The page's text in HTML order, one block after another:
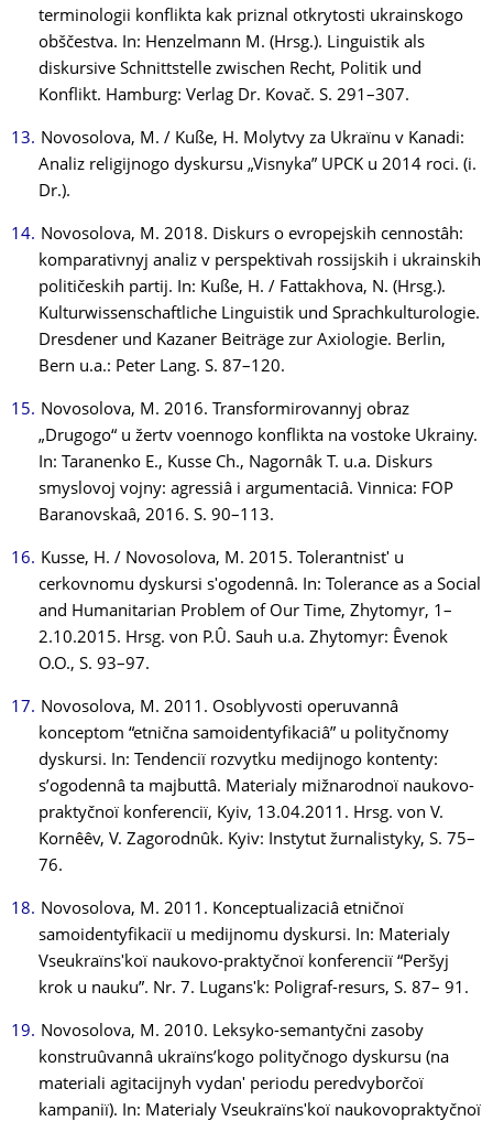
terminologii konflikta kak priznal otkrytosti ukrainskogo
obščestva. In: Henzelmann M. (Hrsg.). Linguistik als
diskursive Schnittstelle zwischen Recht, Politik und
Konflikt. Hamburg: Verlag Dr. Kovač. S. 291–307.
Novosolova, M. / Kuße, H. Molytvy za Ukraїnu v Kanadi:
Analiz religijnogo dyskursu „Visnyka” UPCK u 2014 roci. (i.
Dr.).
Novosolova, M. 2018. Diskurs o evropejskih cennostâh:
komparativnyj analiz v perspektivah rossijskih i ukrainskih
političeskih partij. In: Kuße, H. / Fattakhova, N. (Hrsg.).
Kulturwissenschaftliche Linguistik und Sprachkulturologie.
Dresdener und Kazaner Beiträge zur Axiologie. Berlin,
Bern u.a.: Peter Lang. S. 87–120.
Novosolova, M. 2016. Transformirovannyj obraz
„Drugogo“ u žertv voennogo konflikta na vostoke Ukrainy.
In: Taranenko E., Kusse Ch., Nagornâk T. u.a. Diskurs
smyslovoj vojny: agressiâ i argumentaciâ. Vinnica: FOP
Baranovskaâ, 2016. S. 90–113.
Kusse, H. / Novosolova, M. 2015. Tolerantnistʹ u
cerkovnomu dyskursi sʹogodennâ. In: Tolerance as a Social
and Humanitarian Problem of Our Time, Zhytomyr, 1–
2.10.2015. Hrsg. von P.Û. Sauh u.a. Zhytomyr: Êvenok
O.O., S. 93–97.
Novosolova, M. 2011. Osoblyvosti operuvannâ
konceptom “etnična samoidentyfikaciâ” u polityčnomy
dyskursi. In: Tendenciï rozvytku medijnogo kontenty:
sʼogodennâ ta majbuttâ. Materialy mižnarodnoï naukovo-
praktyčnoï konferenciï, Kyiv, 13.04.2011. Hrsg. von V.
Kornêêv, V. Zagorodnûk. Kyiv: Instytut žurnalistyky, S. 75–
76.
Novosolova, M. 2011. Konceptualizaciâ etničnoï
samoidentyfikaciï u medijnomu dyskursi. In: Materialy
Vseukraïnsʹkoï naukovo-praktyčnoï konferenciï “Peršyj
krok u nauku”. Nr. 7. Lugansʹk: Poligraf-resurs, S. 87– 91.
Novosolova, M. 2010. Leksyko-semantyčni zasoby
konstruûvannâ ukraïnsʼkogo polityčnogo dyskursu (na
materiali agitacijnyh vydanʹ periodu peredvyborčoï
kampaniï). In: Materialy Vseukraïnsʹkoï naukovopraktyčnoï